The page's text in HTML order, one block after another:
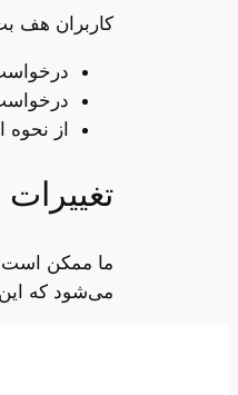
کاربران هف
درخواست
از
ما ممکن است
می‌شود که